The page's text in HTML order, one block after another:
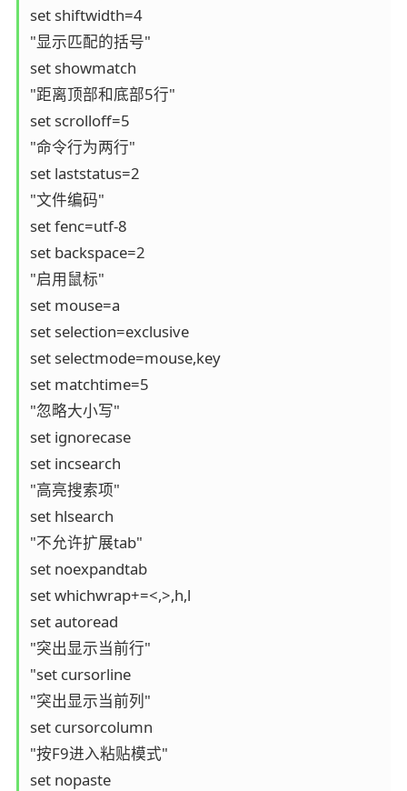
set shiftwidth=4
"显示匹配的括号"
set showmatch
"距离顶部和底部5行"
set scrolloff=5
"命令行为两行"
set laststatus=2
"文件编码"
set fenc=utf-8
set backspace=2
"启用鼠标"
set mouse=a
set selection=exclusive
set selectmode=mouse,key
set matchtime=5
"忽略大小写"
set ignorecase
set incsearch
"高亮搜索项"
set hlsearch
"不允许扩展tab"
set noexpandtab
set whichwrap+=<,>,h,l
set autoread
"突出显示当前行"
"set cursorline
"突出显示当前列"
set cursorcolumn
"按F9进入粘贴模式"
set nopaste